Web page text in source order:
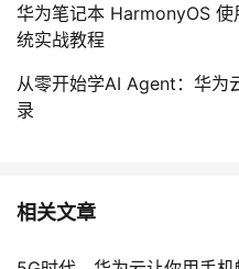
华为笔记本 HarmonyOS 使
统实战教程
从零开始学AI Agent：华为
录
相关文章